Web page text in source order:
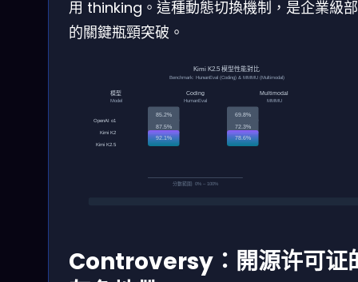
用 thinking。這種動態切換機制，是企業級
的關鍵瓶頸突破。
Kimi K2.5 模型性能對比
Benchmark: HumanEval (Coding) & MMMU (Multimodal)
模型
Model
Coding
HumanEval
Multimodal
MMMU
OpenAI o1
85.2% 69.8%
Kimi K2
87.5% 72.3%
Kimi K2.5
92.1% 78.6%
分數範圍: 0% – 100%
Controversy：開源许可证